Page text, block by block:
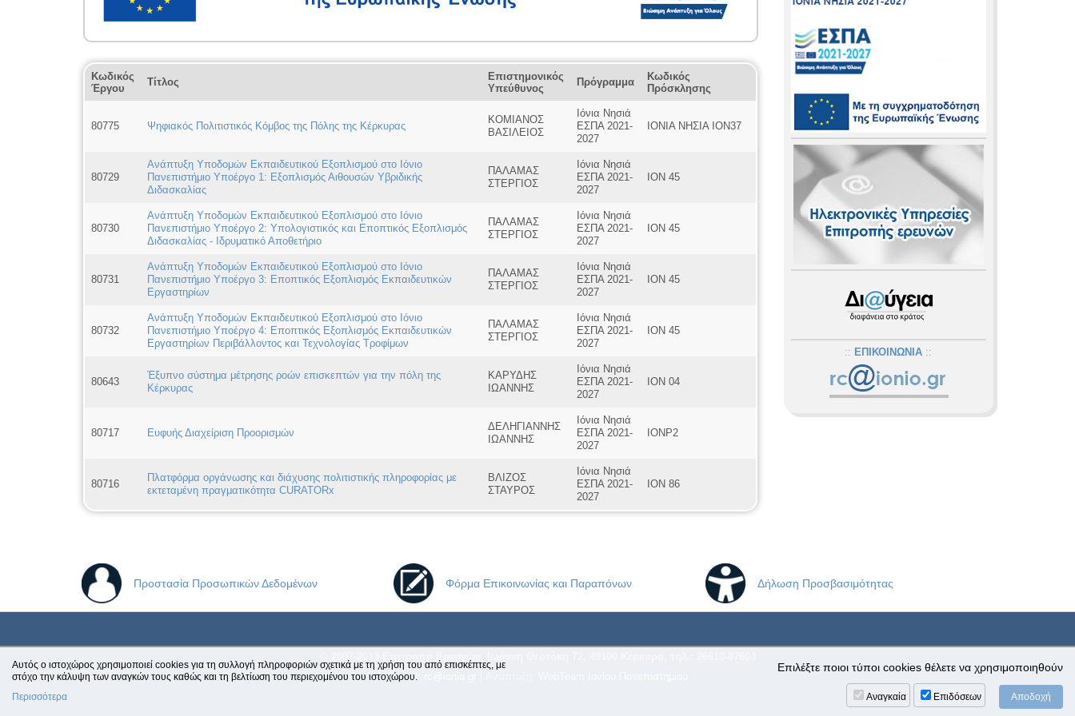
Κωδικός
Έργου
Τίτλος
Επιστημονικός
Υπεύθυνος
Πρόγραμμα
Κωδικός
Πρόσκλησης
80775 Ψηφιακός Πολιτιστικός Κόμβος της Πόλης της Κέρκυρας
ΚΟΜΙΑΝΟΣ
ΒΑΣΙΛΕΙΟΣ
Ιόνια Νησιά
ΕΣΠΑ 2021-
2027
ΙΟΝΙΑ ΝΗΣΙΑ ΙΟΝ37
80729
Ανάπτυξη Υποδομών Εκπαιδευτικού Εξοπλισμού στο Ιόνιο
Πανεπιστήμιο Υποέργο 1: Εξοπλισμός Αιθουσών Υβριδικής
Διδασκαλίας
ΠΑΛΑΜΑΣ
ΣΤΕΡΓΙΟΣ
Ιόνια Νησιά
ΕΣΠΑ 2021-
2027
ΙΟΝ 45
80730
Ανάπτυξη Υποδομών Εκπαιδευτικού Εξοπλισμού στο Ιόνιο
Πανεπιστήμιο Υποέργο 2: Υπολογιστικός και Εποπτικός Εξοπλισμός
Διδασκαλίας - Ιδρυματικό Αποθετήριο
ΠΑΛΑΜΑΣ
ΣΤΕΡΓΙΟΣ
Ιόνια Νησιά
ΕΣΠΑ 2021-
2027
ΙΟΝ 45
80731
Ανάπτυξη Υποδομών Εκπαιδευτικού Εξοπλισμού στο Ιόνιο
Πανεπιστήμιο Υποέργο 3: Εποπτικός Εξοπλισμός Εκπαιδευτικών
Εργαστηρίων
ΠΑΛΑΜΑΣ
ΣΤΕΡΓΙΟΣ
Ιόνια Νησιά
ΕΣΠΑ 2021-
2027
ΙΟΝ 45
80732
Ανάπτυξη Υποδομών Εκπαιδευτικού Εξοπλισμού στο Ιόνιο
Πανεπιστήμιο Υποέργο 4: Εποπτικός Εξοπλισμός Εκπαιδευτικών
Εργαστηρίων Περιβάλλοντος και Τεχνολογίας Τροφίμων
ΠΑΛΑΜΑΣ
ΣΤΕΡΓΙΟΣ
Ιόνια Νησιά
ΕΣΠΑ 2021-
2027
ΙΟΝ 45
80643
Έξυπνο σύστημα μέτρησης ροών επισκεπτών για την πόλη της
Κέρκυρας
ΚΑΡΥΔΗΣ
ΙΩΑΝΝΗΣ
Ιόνια Νησιά
ΕΣΠΑ 2021-
2027
ΙΟΝ 04
80717 Ευφυής Διαχείριση Προορισμών
ΔΕΛΗΓΙΑΝΝΗΣ
ΙΩΑΝΝΗΣ
Ιόνια Νησιά
ΕΣΠΑ 2021-
2027
ΙΟΝΡ2
80716
Πλατφόρμα οργάνωσης και διάχυσης πολιτιστικής πληροφορίας με
εκτεταμένη πραγματικότητα CURATORx
ΒΛΙΖΟΣ
ΣΤΑΥΡΟΣ
Ιόνια Νησιά
ΕΣΠΑ 2021-
2027
ΙΟΝ 86
:: ΕΠΙΚΟΙΝΩΝΙΑ ::
Προστασία Προσωπικών Δεδομένων Φόρμα Επικοινωνίας και Παραπόνων Δήλωση Προσβασιμότητας
E-mail:
Αυτός ο ιστοχώρος χρησιμοποιεί cookies για τη συλλογή πληροφοριών σχετικά με τη χρήση του από επισκέπτες, με
στόχο την κάλυψη των αναγκών τους καθώς και τη βελτίωση του περιεχομένου του ιστοχώρου.
Περισσότερα
Επιλέξτε ποιοι τύποι cookies θέλετε να χρησιμοποιηθούν
Αναγκαία Επιδόσεων